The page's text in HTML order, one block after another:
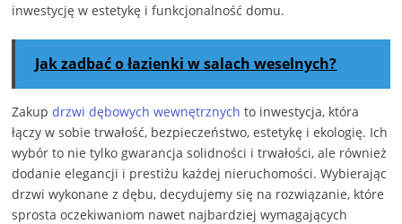
inwestycję w estetykę i funkcjonalność domu.
Jak zadbać o łazienki w salach weselnych?
Zakupdrzwi dębowych wewnętrznych to inwestycja, która
łączy w sobie trwałość, bezpieczeństwo, estetykę i ekologię. Ich
wybór to nie tylko gwarancja solidności i trwałości, ale również
dodanie elegancji i prestiżu każdej nieruchomości. Wybierając
drzwi wykonane z dębu, decydujemy się na rozwiązanie, które
sprosta oczekiwaniom nawet najbardziej wymagających